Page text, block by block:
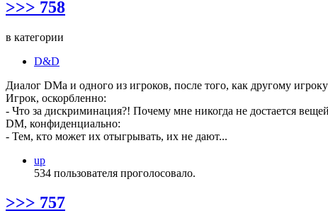
>>> 758
в категории
D&D
Диалог DMа и одного из игроков, после того, как другому
Игрок, оскорбленно:
- Что за дискриминация?! Почему мне никогда не достается
DM, конфиденциально:
- Тем, кто может их отыгрывать, их не дают...
up
534 пользователя проголосовало.
>>> 757